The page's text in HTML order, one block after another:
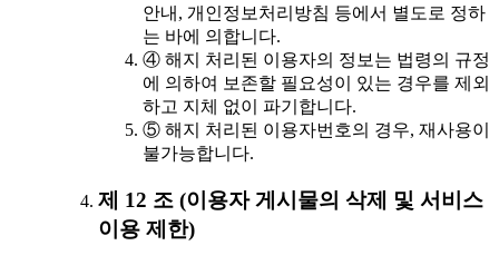
안내, 개인정보처리방침 등에서 별도로 정하
는 바에 의합니다.
④ 해지 처리된 이용자의 정보는 법령의 규정
에 의하여 보존할 필요성이 있는 경우를 제외
하고 지체 없이 파기합니다.
⑤ 해지 처리된 이용자번호의 경우, 재사용이
불가능합니다.
제 12 조 (이용자 게시물의 삭제 및 서비스
이용 제한)